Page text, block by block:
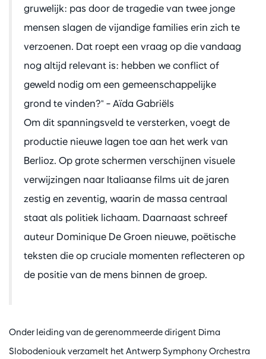
gruwelijk: pas door de tragedie van twee jonge
mensen slagen de vijandige families erin zich te
verzoenen. Dat roept een vraag op die vandaag
nog altijd relevant is: hebben we conflict of
geweld nodig om een gemeenschappelijke
grond te vinden?" – Aïda Gabriëls
Om dit spanningsveld te versterken, voegt de
productie nieuwe lagen toe aan het werk van
Berlioz. Op grote schermen verschijnen visuele
verwijzingen naar Italiaanse films uit de jaren
zestig en zeventig, waarin de massa centraal
staat als politiek lichaam. Daarnaast schreef
auteur Dominique De Groen nieuwe, poëtische
teksten die op cruciale momenten reflecteren op
de positie van de mens binnen de groep.
Onder leiding van de gerenommeerde dirigent Dima
Slobodeniouk verzamelt het Antwerp Symphony Orchestra